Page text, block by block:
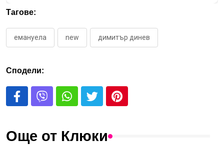
Тагове:
емануела new димитър динев
Сподели:
Още от Клюки